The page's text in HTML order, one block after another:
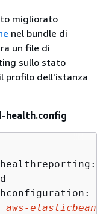
migliorato
nel bundle di
un file di
sullo stato
profilo dell'istanza
health.config
aws-